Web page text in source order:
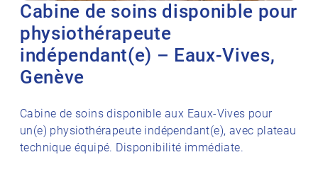
Cabine de soins disponible pour
physiothérapeute
indépendant(e) – Eaux-Vives,
Genève
Cabine de soins disponible aux Eaux-Vives pour
un(e) physiothérapeute indépendant(e), avec plateau
technique équipé. Disponibilité immédiate.